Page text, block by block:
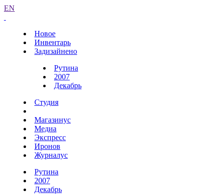
EN
Новое
Инвентарь
Задизайнено
Рутина
2007
Декабрь
Студия
Магазинус
Медиа
Экспресс
Иронов
Журналус
Рутина
2007
Декабрь